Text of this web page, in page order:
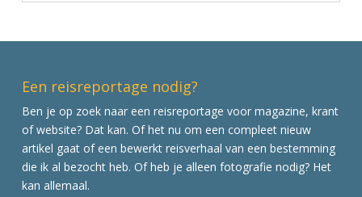
Een reisreportage nodig?
Ben je op zoek naar een reisreportage voor magazine, krant
of website? Dat kan. Of het nu om een compleet nieuw
artikel gaat of een bewerkt reisverhaal van een bestemming
die ik al bezocht heb. Of heb je alleen fotografie nodig? Het
kan allemaal.